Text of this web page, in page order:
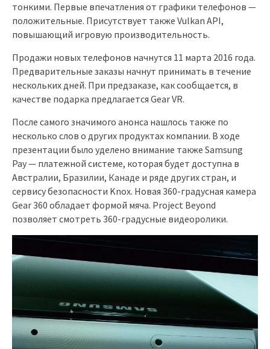
тонкими. Первые впечатления от графики телефонов —
положительные. Присутствует также Vulkan API,
повышающий игровую производительность.
Продажи новых телефонов начнутся 11 марта 2016 года.
Предварительные заказы начнут принимать в течение
нескольких дней. При предзаказе, как сообщается, в
качестве подарка предлагается Gear VR.
После самого значимого анонса нашлось также по
несколько слов о других продуктах компании. В ходе
презентации было уделено внимание также Samsung
Pay — платежной системе, которая будет доступна в
Австралии, Бразилии, Канаде и ряде других стран, и
сервису безопасности Knox. Новая 360-градусная камера
Gear 360 обладает формой мяча. Project Beyond
позволяет смотреть 360-градусные видеоролики.